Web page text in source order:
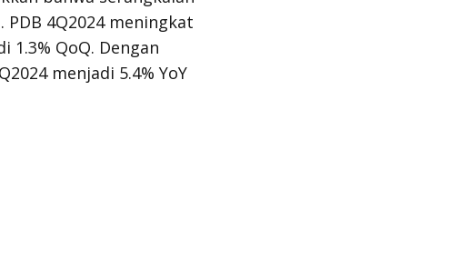
4Q2024 meningkat
1.3% QoQ. Dengan
menjadi 5.4% YoY